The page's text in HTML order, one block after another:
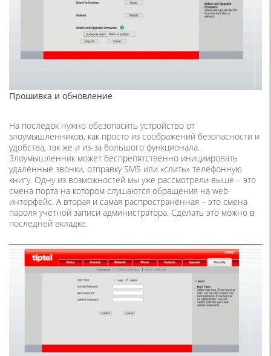
Прошивка и обновление
На последок нужно обезопасить устройство от
злоумышленников, как просто из соображений безопасности и
удобства, так же и из-за большого функционала.
Злоумышленник может беспрепятственно инициировать
удалённые звонки, отправку SMS или «слить» телефонную
книгу. Одну из возможностей мы уже рассмотрели выше – это
смена порта на котором слушаются обращения на web-
интерфейс. А вторая и самая распространённая – это смена
пароля учётной записи администратора. Сделать это можно в
последней вкладке.